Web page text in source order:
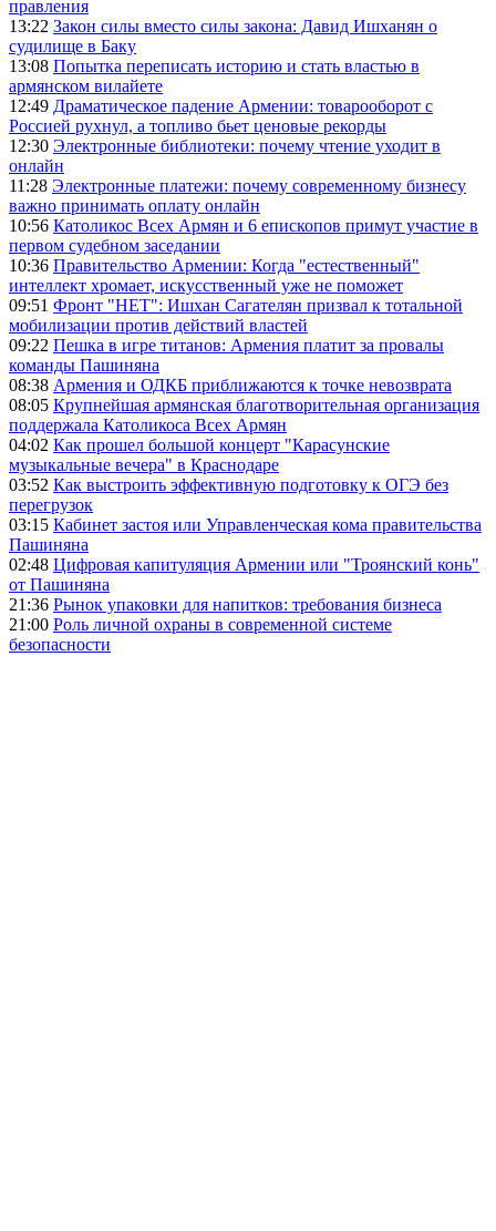
правления
13:22 Закон силы вместо силы закона: Давид Ишханян о
судилище в Баку
13:08 Попытка переписать историю и стать властью в
армянском вилайете
12:49 Драматическое падение Армении: товарооборот с
Россией рухнул, а топливо бьет ценовые рекорды
12:30 Электронные библиотеки: почему чтение уходит в
онлайн
11:28 Электронные платежи: почему современному бизнесу
важно принимать оплату онлайн
10:56 Католикос Всех Армян и 6 епископов примут участие в
первом судебном заседании
10:36 Правительство Армении: Когда "естественный"
интеллект хромает, искусственный уже не поможет
09:51 Фронт "НЕТ": Ишхан Сагателян призвал к тотальной
мобилизации против действий властей
09:22 Пешка в игре титанов: Армения платит за провалы
команды Пашиняна
08:38 Армения и ОДКБ приближаются к точке невозврата
08:05 Крупнейшая армянская благотворительная организация
поддержала Католикоса Всех Армян
04:02 Как прошел большой концерт "Карасунские
музыкальные вечера" в Краснодаре
03:52 Как выстроить эффективную подготовку к ОГЭ без
перегрузок
03:15 Кабинет застоя или Управленческая кома правительства
Пашиняна
02:48 Цифровая капитуляция Армении или "Троянский конь"
от Пашиняна
21:36 Рынок упаковки для напитков: требования бизнеса
21:00 Роль личной охраны в современной системе
безопасности